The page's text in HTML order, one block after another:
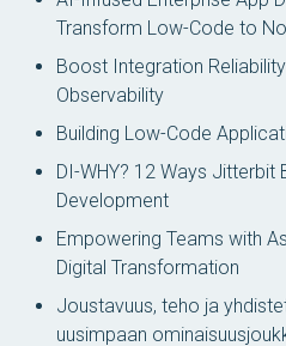
Transform Low-Code to
Boost Integration
Observability
Building Low-Code
DI-WHY? 12 Ways Jitterbit
Development
Empowering Teams with
Digital Transformation
Joustavuus, teho ja
uusimpaan